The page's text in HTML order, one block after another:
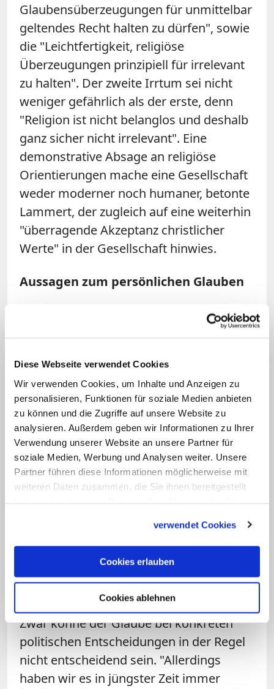
Diese Webseite verwendet Cookies
Wir verwenden Cookies, um Inhalte und Anzeigen zu
personalisieren, Funktionen für soziale Medien anbieten
zu können und die Zugriffe auf unsere Website zu
analysieren. Außerdem geben wir Informationen zu Ihrer
Verwendung unserer Website an unsere Partner für
soziale Medien, Werbung und Analysen weiter. Unsere
Partner führen diese Informationen möglicherweise mit
weiteren Daten zusammen, die Sie ihnen bereitgestellt
verwendet Cookies
Cookies erlauben
Cookies ablehnen
Glaubensüberzeugungen für unmittelbar
geltendes Recht halten zu dürfen", sowie
die "Leichtfertigkeit, religiöse
Überzeugungen prinzipiell für irrelevant
zu halten". Der zweite Irrtum sei nicht
weniger gefährlich als der erste, denn
"Religion ist nicht belanglos und deshalb
ganz sicher nicht irrelevant". Eine
demonstrative Absage an religiöse
Orientierungen mache eine Gesellschaft
weder moderner noch humaner, betonte
Lammert, der zugleich auf eine weiterhin
"überragende Akzeptanz christlicher
Werte" in der Gesellschaft hinwies.
Aussagen zum persönlichen Glauben
Auch über seinen persönlichen Glauben
sprach Lammert wiederholt. "Meine
meisten religiös gebundenen Menschen,
aus der Familie heraus erwachsen und
hat sich durch die aktive Mitarbeit in der
Kirchengemeinde vor Ort gefestigt",
sagte er kurz vor dem Katholikentag
2016 . Mit Blick auf sein politisches
Handeln als Christ bezeichnete er seinen
seiner Persönlichkeit. "Ich weiß nicht, ob
eingeschlagen hätte."
Zwar könne der Glaube bei konkreten
politischen Entscheidungen in der Regel
nicht entscheidend sein. "Allerdings
haben wir es in jüngster Zeit immer